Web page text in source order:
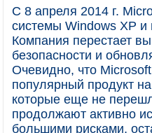
С 8 апреля 2014 г.
системы Windows XP
Компания перестает
безопасности и
Очевидно, что
популярный продукт
которые еще не
продолжают активно
большими рисками,